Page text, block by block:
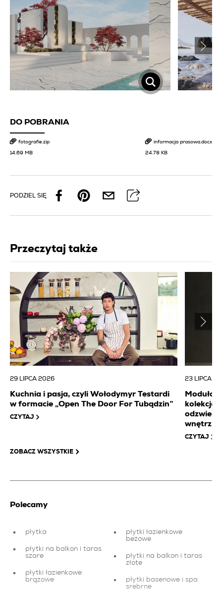
DO POBRANIA
fotografie.zip
14.69 MB
informacja prasowa.docx
24.78 KB
PODZIEL SIĘ
Przeczytaj także
29 LIPCA 2026
Kuchnia i pasja, czyli Wołodymyr Testardi
w formacie „Open The Door For Tubądzin”
CZYTAJ
23 LIPCA
kolekcja
wnętrz
CZYTAJ
ZOBACZ WSZYSTKIE
Polecamy
płytka
płytki na balkon i taras
szare
płytki łazienkowe
brązowe
płytki łazienkowe
beżowe
płytki na balkon i taras
złote
płytki basenowe i spa
srebrne